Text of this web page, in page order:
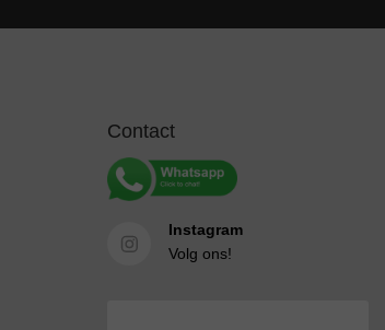
Contact
Instagram
Volg ons!